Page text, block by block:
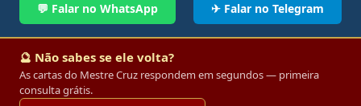
💬 Falar no WhatsApp ✈ Falar no Telegram
🔮 Não sabes se ele volta?
As cartas do Mestre Cruz respondem em segundos — primeira
consulta grátis.